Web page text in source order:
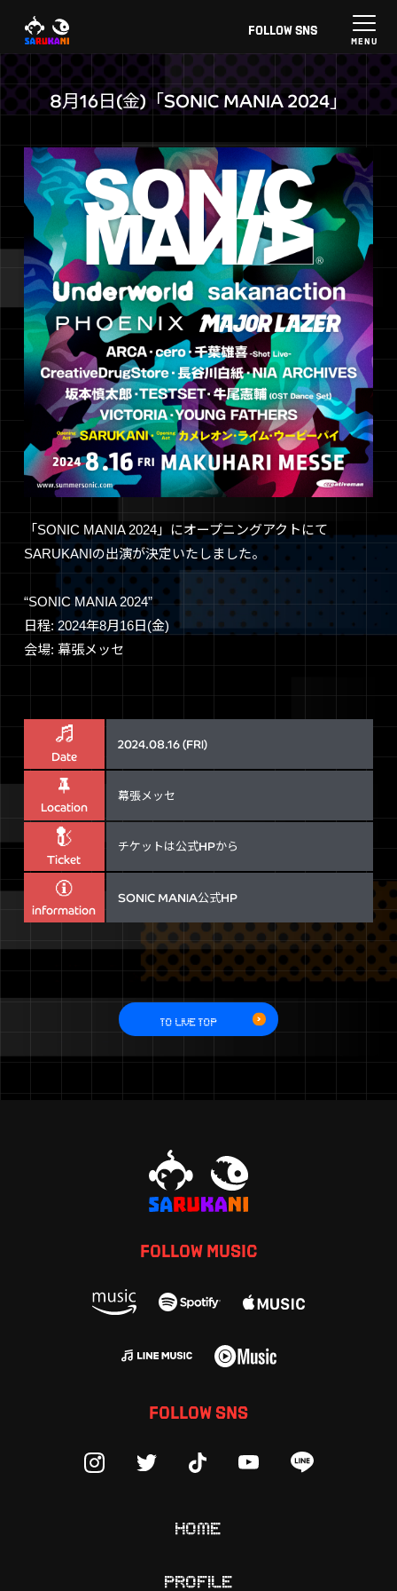
FOLLOWSNS
8月16日(金)「SONIC MANIA 2024」
「SONIC MANIA 2024」にオープニングアクトにて
SARUKANIの出演が決定いたしました。
“SONIC MANIA 2024”
日程: 2024年8月16日(金)
会場: 幕張メッセ
Date
2024.08.16 (FRI)
Location
幕張メッセ
Ticket
チケットは公式HPから
information
SONIC MANIA公式HP
TO LIVE TOP
FOLLOW MUSIC
FOLLOW SNS
HOME
PROFILE